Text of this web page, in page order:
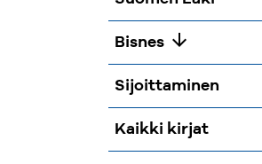
Bisnes arrow_downward
Sijoittaminen
Kaikki kirjat